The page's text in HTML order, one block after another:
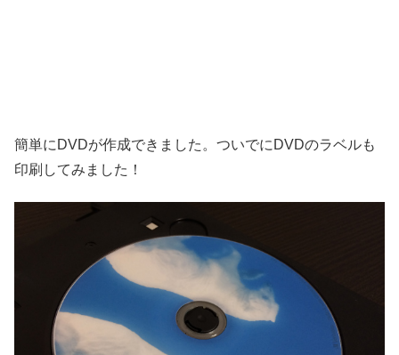
簡単にDVDが作成できました。ついでにDVDのラベルも
印刷してみました！